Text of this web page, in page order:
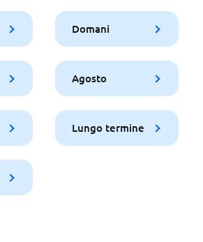
Domani
Agosto
Lungo termine